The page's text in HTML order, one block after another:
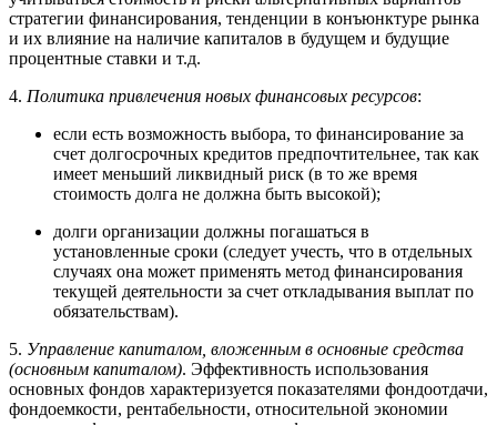
стратегии финансирования, тенденции в конъюнктуре рынка
и их влияние на наличие капиталов в будущем и будущие
процентные ставки и т.д.
4. Политика привлечения новых финансовых ресурсов:
если есть возможность выбора, то финансирование за
счет долгосрочных кредитов предпочтительнее, так как
имеет меньший ликвидный риск (в то же время
стоимость долга не должна быть высокой);
долги организации должны погашаться в
установленные сроки (следует учесть, что в отдельных
случаях она может применять метод финансирования
текущей деятельности за счет откладывания выплат по
обязательствам).
5. Управление капиталом, вложенным в основные средства
(основным капиталом). Эффективность использования
основных фондов характеризуется показателями фондоотдачи,
фондоемкости, рентабельности, относительной экономии